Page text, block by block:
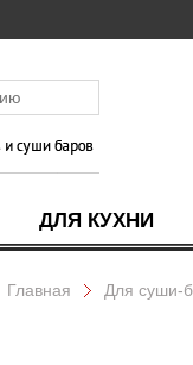
ДЛЯ КУХНИ
Главная Для суши-